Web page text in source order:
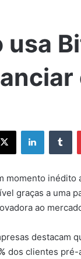
usa
X Linkedin
momento
graças a uma
ao
destacam
dos clientes pré-